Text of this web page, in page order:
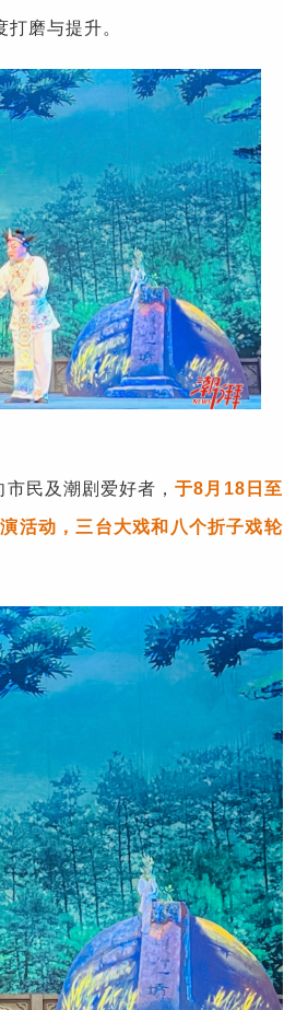
磨与提升。
市民及潮剧爱好者，于8月18日至
活动，三台大戏和八个折子戏轮